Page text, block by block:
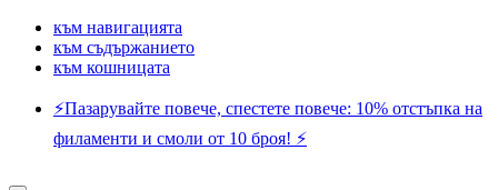
към навигацията
към съдържанието
към кошницата
⚡️Пазарувайте повече, спестете повече: 10% отстъпка на
филаменти и смоли от 10 броя! ⚡️